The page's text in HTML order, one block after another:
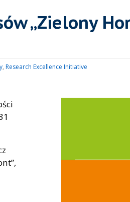
„Zielony
, Research Excellence Initiative